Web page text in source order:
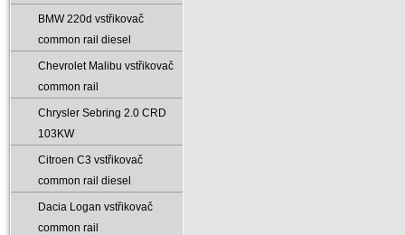
BMW 220d vstřikovač
common rail diesel
Chevrolet Malibu vstřikovač
common rail
Chrysler Sebring 2.0 CRD
103KW
Citroen C3 vstřikovač
common rail diesel
Dacia Logan vstřikovač
common rail